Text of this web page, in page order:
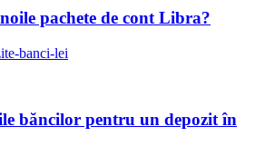
pachete de cont Libra?
băncilor pentru un depozit în